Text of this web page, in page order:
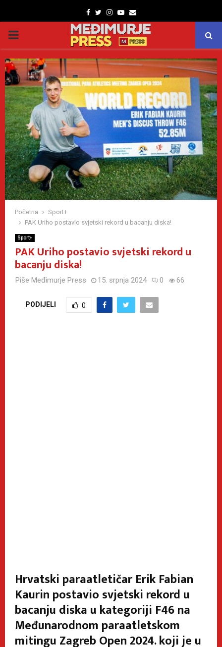
Facebook
TwitterInstagram
Youtube
Email
PRIMARY
MENU
Početna
Sport+
PAK Uriho postavio svjetski rekord u bacanju diska!
Sport+
PAK Uriho postavio svjetski rekord u
bacanju diska!
Piše Međimurje Press 15. srpnja 2024 0 66
PODIJELI 0
Hrvatski paraatletičar Erik Fabian
Kaurin postavio svjetski rekord u
bacanju diska u kategoriji F46 na
Međunarodnom paraatletskom
mitingu Zagreb Open 2024. koji je u